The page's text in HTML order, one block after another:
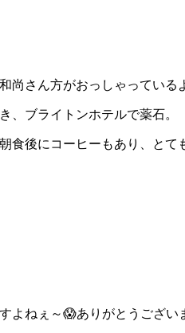
さん方がおっしゃっている
、ブライトンホテルで薬石。
後にコーヒーもあり、とて
よねぇ～😱ありがとうござい